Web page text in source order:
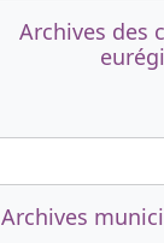
Archives des
Archives